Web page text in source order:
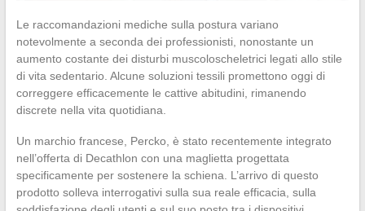
Le raccomandazioni mediche sulla postura variano
notevolmente a seconda dei professionisti, nonostante un
aumento costante dei disturbi muscoloscheletrici legati allo stile
di vita sedentario. Alcune soluzioni tessili promettono oggi di
correggere efficacemente le cattive abitudini, rimanendo
discrete nella vita quotidiana.
Un marchio francese, Percko, è stato recentemente integrato
nell’offerta di Decathlon con una maglietta progettata
specificamente per sostenere la schiena. L’arrivo di questo
prodotto solleva interrogativi sulla sua reale efficacia, sulla